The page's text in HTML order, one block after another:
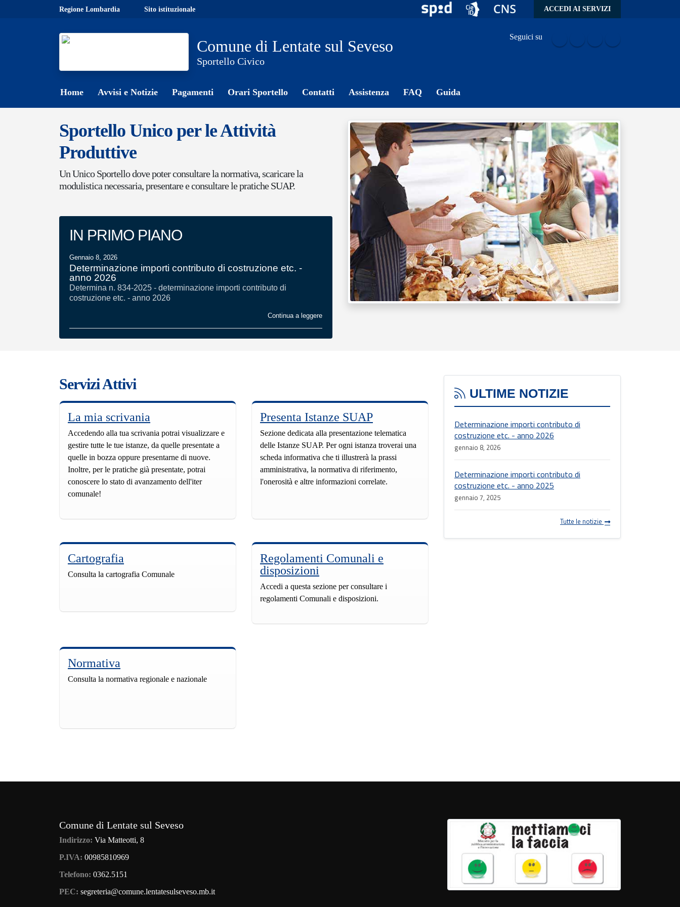
Skip to main contentRegione Lombardia Sito istituzionale ACCEDI AI SERVIZI
Comune di Lentate sul Seveso
Sportello Civico
Seguici su
Home Avvisi e Notizie Pagamenti Orari Sportello Contatti Assistenza FAQ Guida
Sportello Unico per le Attività
Produttive
Un Unico Sportello dove poter consultare la normativa, scaricare la
modulistica necessaria, presentare e consultare le pratiche SUAP.
IN PRIMO PIANO
Gennaio 8, 2026
Determinazione importi contributo di costruzione etc. -
anno 2026
Determina n. 834-2025 - determinazione importi contributo di
costruzione etc. - anno 2026
Continua a leggere
Servizi Attivi
La mia scrivania
Accedendo alla tua scrivania potrai visualizzare e
gestire tutte le tue istanze, da quelle presentate a
quelle in bozza oppure presentarne di nuove.
Inoltre, per le pratiche già presentate, potrai
conoscere lo stato di avanzamento dell'iter
comunale!
Presenta Istanze SUAP
Sezione dedicata alla presentazione telematica
delle Istanze SUAP. Per ogni istanza troverai una
scheda informativa che ti illustrerà la prassi
amministrativa, la normativa di riferimento,
l'onerosità e altre informazioni correlate.
Cartografia
Consulta la cartografia Comunale
Regolamenti Comunali e
disposizioni
Accedi a questa sezione per consultare i
regolamenti Comunali e disposizioni.
Normativa
Consulta la normativa regionale e nazionale
ULTIME NOTIZIE
Determinazione importi contributo di
costruzione etc. - anno 2026
gennaio 8, 2026
Determinazione importi contributo di
costruzione etc. - anno 2025
gennaio 7, 2025
Tutte le notizie
Comune di Lentate sul Seveso
Indirizzo: Via Matteotti, 8
P.IVA: 00985810969
Telefono: 0362.5151
PEC: segreteria@comune.lentatesulseveso.mb.it